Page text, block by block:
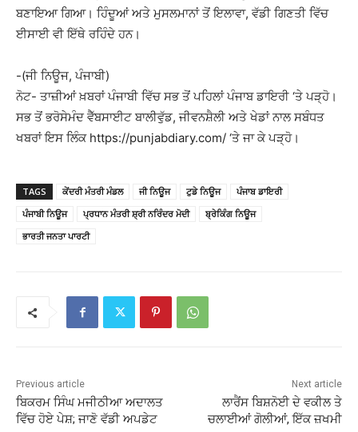
ਬਣਾਇਆ ਗਿਆ। ਹਿੰਦੂਆਂ ਅਤੇ ਮੁਸਲਮਾਨਾਂ ਤੋਂ ਇਲਾਵਾ, ਵੱਡੀ ਗਿਣਤੀ ਵਿੱਚ
ਈਸਾਈ ਵੀ ਇੱਥੇ ਰਹਿੰਦੇ ਹਨ।
-(ਜੀ ਨਿਊਜ, ਪੰਜਾਬੀ)
ਨੋਟ- ਤਾਜ਼ੀਆਂ ਖ਼ਬਰਾਂ ਪੰਜਾਬੀ ਵਿੱਚ ਸਭ ਤੋਂ ਪਹਿਲਾਂ ਪੰਜਾਬ ਡਾਇਰੀ ‘ਤੇ ਪੜ੍ਹੋ।
ਸਭ ਤੋਂ ਭਰੋਸੇਮੰਦ ਵੈੱਬਸਾਈਟ ਬਾਲੀਵੁੱਡ, ਜੀਵਨਸ਼ੈਲੀ ਅਤੇ ਖੇਡਾਂ ਨਾਲ ਸਬੰਧਤ
ਖਬਰਾਂ ਇਸ ਲਿੰਕ https://punjabdiary.com/ ‘ਤੇ ਜਾ ਕੇ ਪੜ੍ਹੋ।
TAGS ਕੇਂਦਰੀ ਮੰਤਰੀ ਮੰਡਲ ਜੀ ਨਿਊਜ ਟੁਡੇ ਨਿਊਜ
ਪੰਜਾਬ ਡਾਇਰੀ
ਪੰਜਾਬੀ ਨਿਊਜ
ਪ੍ਰਧਾਨ ਮੰਤਰੀ ਸ਼੍ਰੀ ਨਰਿੰਦਰ ਮੋਦੀ
ਬ੍ਰੇਕਿੰਗ ਨਿਊਜ
ਭਾਰਤੀ ਜਨਤਾ ਪਾਰਟੀ
Previous article
ਬਿਕਰਮ ਸਿੰਘ ਮਜੀਠੀਆ ਅਦਾਲਤ
ਵਿੱਚ ਹੋਏ ਪੇਸ਼; ਜਾਣੋ ਵੱਡੀ ਅਪਡੇਟ
Next article
ਲਾਰੈਂਸ ਬਿਸ਼ਨੋਈ ਦੇ ਵਕੀਲ ਤੇ
ਚਲਾਈਆਂ ਗੋਲੀਆਂ, ਇੱਕ ਜ਼ਖਮੀ